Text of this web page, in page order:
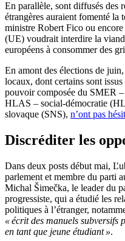
En parallèle, sont diffusés des
étrangères auraient fomenté la
ministre Robert Fico ou
(UE) voudrait interdire la
européens à consommer des
En amont des élections de
locaux, dont certains sont
pouvoir composée du SMER
HLAS – social-démocratie
slovaque (SNS), n’ont pas
Discréditer les
Dans deux posts début mai,
parlement et membre du parti
Michal Šimečka, le leader du
progressiste, qui a étudié les
politiques à l’étranger,
« écrit des manuels subversifs
en tant que jeune étudiant ».